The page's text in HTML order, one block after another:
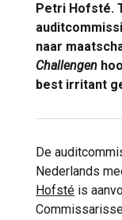
Petri Hofsté.
naar
Challengen
best irritant
De
Nederlands
Hofsté is